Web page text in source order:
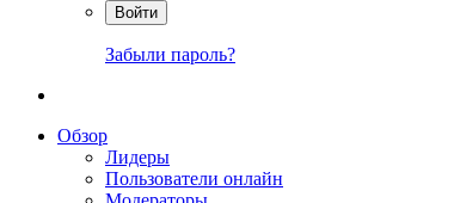
Войти
Забыли пароль?
Обзор
Лидеры
Пользователи онлайн